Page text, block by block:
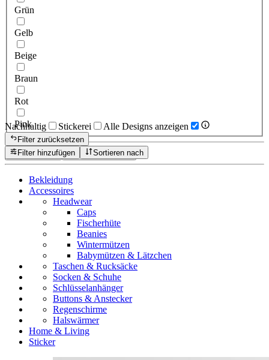
Grün
Gelb
Beige
Braun
Rot
Pink
Zurücksetzen Produkte anzeigen
Nachhaltig Stickerei Alle Designs anzeigen
Filter zurücksetzen
Filter hinzufügen
Sortieren nach
Bekleidung
Accessoires
Headwear
Caps
Fischerhüte
Beanies
Wintermützen
Babymützen & Lätzchen
Taschen & Rucksäcke
Socken & Schuhe
Schlüsselanhänger
Buttons & Anstecker
Regenschirme
Halswärmer
Home & Living
Sticker